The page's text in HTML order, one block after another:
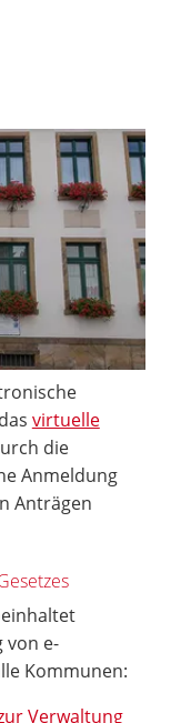
virtuelle
die
Anmeldung
Anträgen
von e-
Kommunen:
Verwaltung